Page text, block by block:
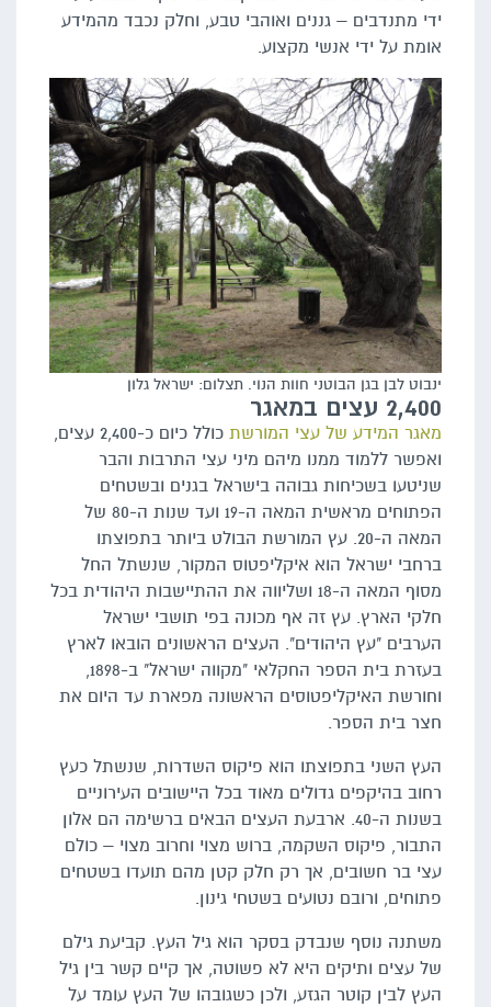
ידי מתנדבים – גננים ואוהבי טבע, וחלק נכבד מהמידע
אומת על ידי אנשי מקצוע.
ינבוט לבן בגן הבוטני חוות הנוי. תצלום: ישראל גלון
2,400 עצים במאגר
מאגר המידע של עצי המורשת
כולל כיום כ-2,400 עצים,
ואפשר ללמוד ממנו מיהם מיני עצי התרבות והבר
שניטעו בשכיחות גבוהה בישראל בגנים ובשטחים
הפתוחים מראשית המאה ה-19 ועד שנות ה-80 של
המאה ה-20. עץ המורשת הבולט ביותר בתפוצתו
ברחבי ישראל הוא איקליפטוס המקור, שנשתל החל
מסוף המאה ה-18 ושליווה את ההתיישבות היהודית בכל
חלקי הארץ. עץ זה אף מכונה בפי תושבי ישראל
הערבים "עץ היהודים". העצים הראשונים הובאו לארץ
בעזרת בית הספר החקלאי "מקווה ישראל" ב-1898,
וחורשת האיקליפטוסים הראשונה מפארת עד היום את
חצר בית הספר.
העץ השני בתפוצתו הוא פיקוס השדרות, שנשתל כעץ
רחוב בהיקפים גדולים מאוד בכל היישובים העירוניים
בשנות ה-40. ארבעת העצים הבאים ברשימה הם אלון
התבור, פיקוס השקמה, ברוש מצוי וחרוב מצוי – כולם
עצי בר חשובים, אך רק חלק קטן מהם תועדו בשטחים
פתוחים, ורובם נטועים בשטחי גינון.
משתנה נוסף שנבדק בסקר הוא גיל העץ. קביעת גילם
של עצים ותיקים היא לא פשוטה, אך קיים קשר בין גיל
העץ לבין קוטר הגזע, ולכן כשגובהו של העץ עומד על